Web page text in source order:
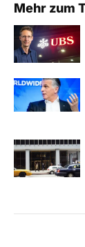
Mehr zum